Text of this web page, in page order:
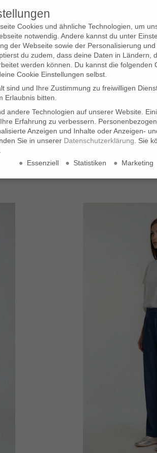
UNS KONTAKT
Cookies und ähnliche Technologien, um
notwendig. Andere kannst du unter
der Webseite sowie der Personalisierung
du zudem, dass deine Daten in Ländern,
werden können. Du kannst die
Cookie Einstellungen selbst.
sind und Ihre Zustimmung zu freiwilligen
Erlaubnis bitten.
andere Technologien auf unserer Website.
Erfahrung zu verbessern.
Anzeigen und Inhalte oder Anzeigen-
Sie in unserer Datenschutzerklärung Sie
Essenziell
Statistiken Marketing
B. für personalisierte Anzeigen und Inhalte
um unser Angebot
zur Optimierung der Webseite sowie
kein adäquates Schutzniveau i.S.d.
Einstellungen selbst.
sind für die einwandfreie Funktion der Website
Cookie-
helfen uns zu verstehen, wie unsere Besucher
Cookie-
verwendet, um personalisierte Werbung anzuzeigen.